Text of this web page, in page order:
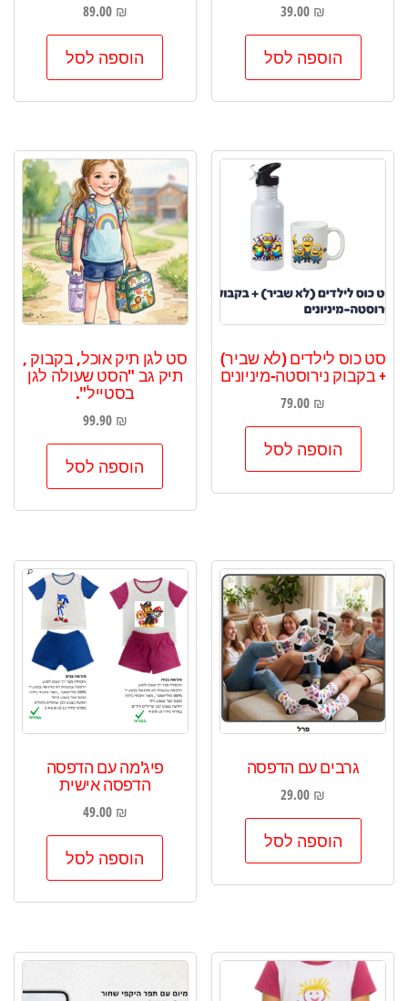
39.00 ₪
הוספה לסל
89.00 ₪
הוספה לסל
סט כוס לילדים (לא שביר)
+ בקבוק נירוסטה-מיניונים
79.00 ₪
הוספה לסל
סט לגן תיק אוכל, בקבוק ,
תיק גב "הסט שעולה לגן
בסטייל".
99.90 ₪
הוספה לסל
גרבים עם הדפסה
29.00 ₪
הוספה לסל
פיג'מה עם הדפסה
הדפסה אישית
49.00 ₪
הוספה לסל